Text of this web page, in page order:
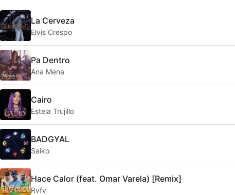
La Cerveza
Elvis Crespo
Pa Dentro
Ana Mena
Cairo
Estela Trujillo
BADGYAL
Saiko
Hace Calor (feat. Omar Varela) [Remix]
Rvfv